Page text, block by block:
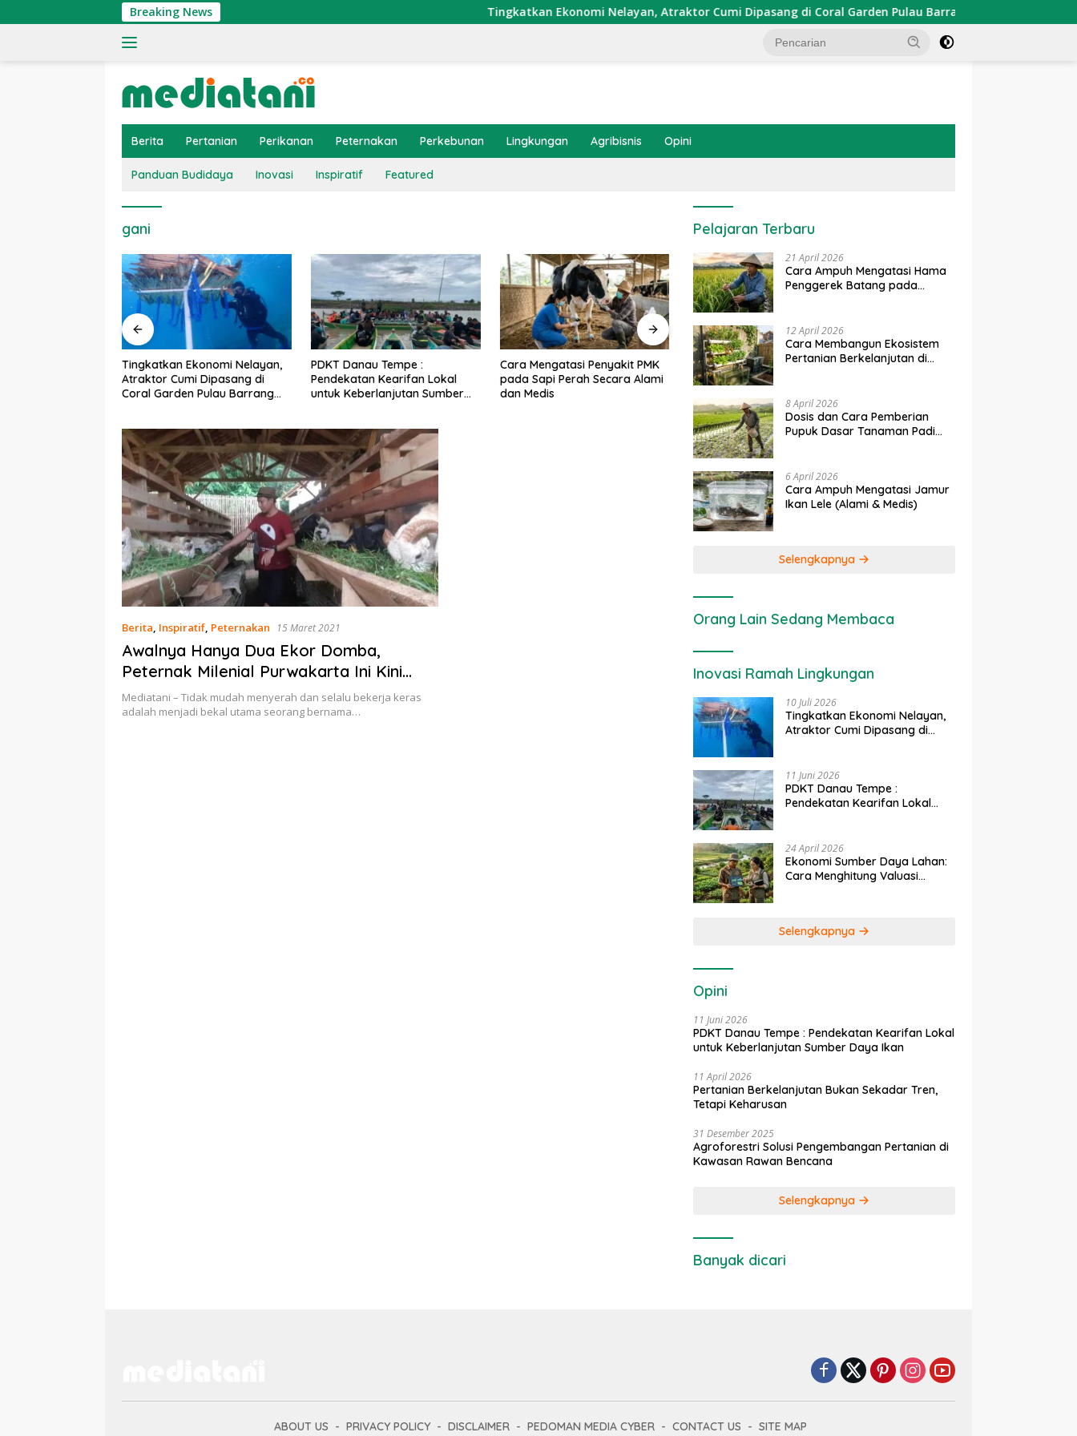
ke
Breaking News Tingkatkan Ekonomi Nelayan, Atraktor Cumi Dipasang di Coral Garden Pulau Barrang Caddi
Berita Pertanian Perikanan Peternakan Perkebunan Lingkungan Agribisnis Opini
Panduan Budidaya Inovasi Inspiratif Featured
gani
PDKT Danau Tempe :
Pendekatan Kearifan Lokal
untuk Keberlanjutan Sumber
Cara Mengatasi Penyakit PMK
pada Sapi Perah Secara Alami
dan Medis
Dosis dan Cara Pemupukan
Tanaman Padi pada Fase
Vegetatif Aktif yang Tepat
Penerapan IoT dalam
Pertanian Modern di Indonesia
Ekonomi Sumber Daya Lahan:
Berita, Inspiratif, Peternakan 15 Maret 2021
Awalnya Hanya Dua Ekor Domba,
Peternak Milenial Purwakarta Ini Kini
Punya 60 Ekor
Mediatani – Tidak mudah menyerah dan selalu bekerja keras
adalah menjadi bekal utama seorang bernama…
Pelajaran Terbaru
21 April 2026
Cara Ampuh Mengatasi Hama
Penggerek Batang pada
12 April 2026
Cara Membangun Ekosistem
Pertanian Berkelanjutan di
8 April 2026
Dosis dan Cara Pemberian
Pupuk Dasar Tanaman Padi
6 April 2026
Cara Ampuh Mengatasi Jamur
Ikan Lele (Alami & Medis)
Selengkapnya
Orang Lain Sedang Membaca
Inovasi Ramah Lingkungan
10 Juli 2026
Tingkatkan Ekonomi Nelayan,
Atraktor Cumi Dipasang di
11 Juni 2026
PDKT Danau Tempe :
Pendekatan Kearifan Lokal
24 April 2026
Ekonomi Sumber Daya Lahan:
Cara Menghitung Valuasi
Selengkapnya
Opini
11 Juni 2026
PDKT Danau Tempe : Pendekatan Kearifan Lokal
untuk Keberlanjutan Sumber Daya Ikan
11 April 2026
Pertanian Berkelanjutan Bukan Sekadar Tren,
Tetapi Keharusan
31 Desember 2025
Agroforestri Solusi Pengembangan Pertanian di
Kawasan Rawan Bencana
Selengkapnya
Banyak dicari
ABOUT US PRIVACY POLICY DISCLAIMER PEDOMAN MEDIA CYBER CONTACT US SITE MAP